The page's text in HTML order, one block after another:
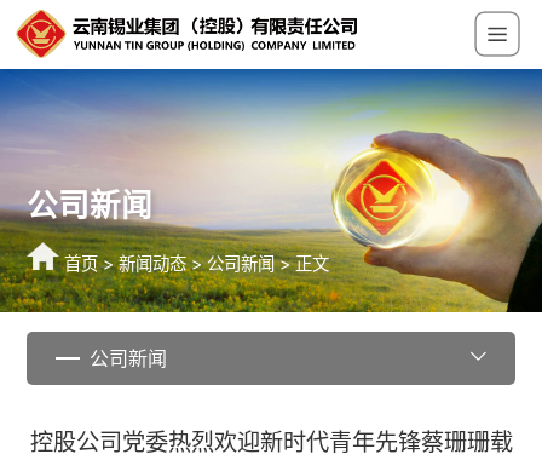
公司新闻
首页>新闻动态>公司新闻> 正文
公司新闻
控股公司党委热烈欢迎新时代青年先锋蔡珊珊载